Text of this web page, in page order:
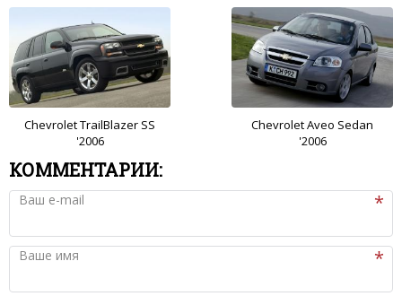
Chevrolet TrailBlazer SS
'2006
Chevrolet Aveo Sedan
'2006
КОММЕНТАРИИ:
Ваш e-mail
Ваше имя